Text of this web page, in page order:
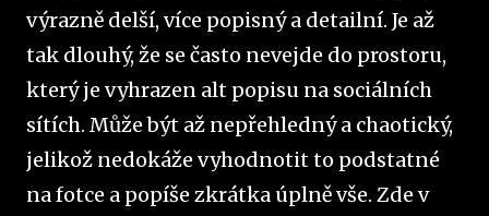
výrazně delší, více popisný a detailní. Je až
tak dlouhý, že se často nevejde do prostoru,
který je vyhrazen alt popisu na sociálních
sítích. Může být až nepřehledný a chaotický,
jelikož nedokáže vyhodnotit to podstatné
na fotce a popíše zkrátka úplně vše. Zde v